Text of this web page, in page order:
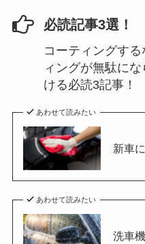
必読記事3選！
コーティングす
ィングが無駄に
ける必読3記事！
あわせて読みたい
新車
あわせて読みたい
洗車